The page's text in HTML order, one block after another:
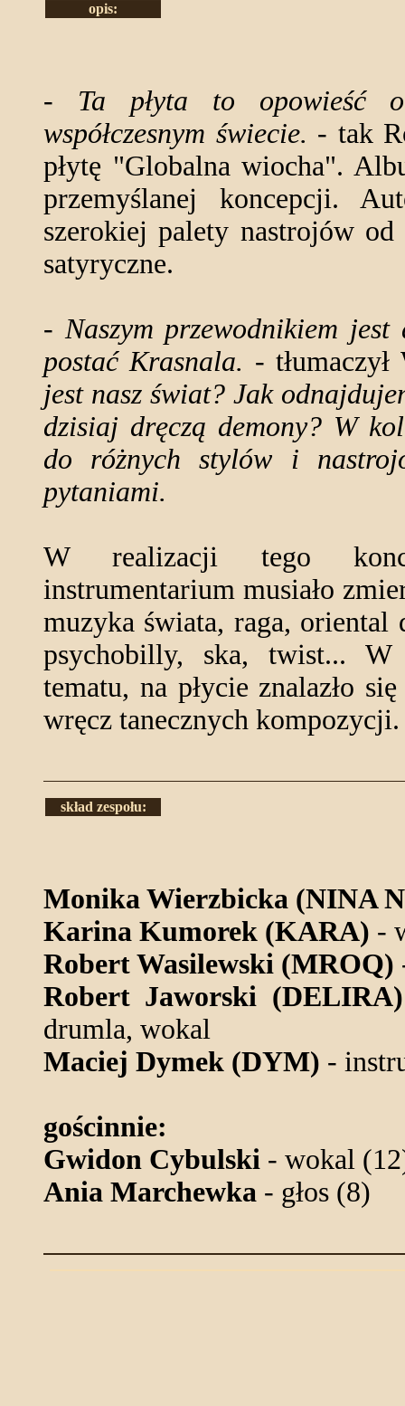
opis:
- Ta płyta to opowieść o
współczesnym świecie. - tak
płytę "Globalna wiocha".
przemyślanej koncepcji.
szerokiej palety nastrojów
satyryczne.
- Naszym przewodnikiem
postać Krasnala. -
jest nasz świat? Jak
dzisiaj dręczą demony? W
do różnych stylów i
pytaniami.
W realizacji tego
instrumentarium musiało
muzyka świata, raga,
psychobilly, ska, twist...
tematu, na płycie znalazło
wręcz tanecznych kompozycji.
skład zespołu:
Monika Wierzbicka (NINA
Karina Kumorek (KARA) -
Robert Wasilewski (MROQ)
Robert Jaworski (DELIRA)
drumla, wokal
Maciej Dymek (DYM) -
gościnnie:
Gwidon Cybulski - wokal
Ania Marchewka - głos (8)